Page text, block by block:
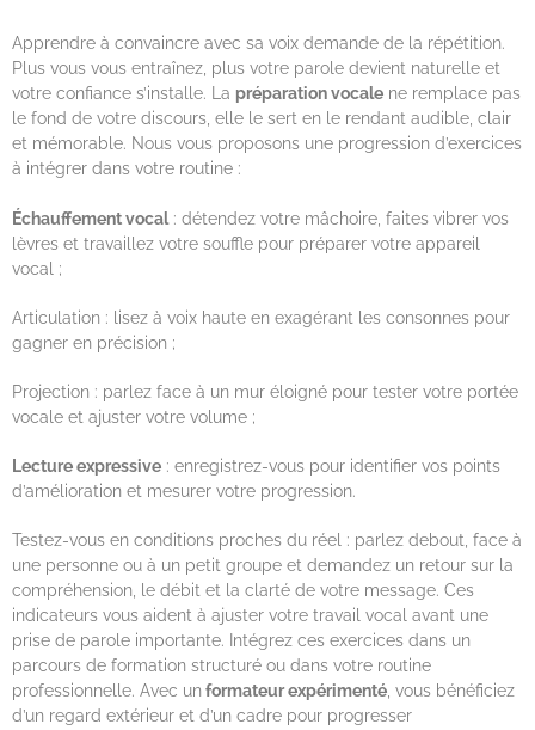
Apprendre à convaincre avec sa voix demande de la répétition.
Plus vous vous entraînez, plus votre parole devient naturelle et
votre confiance s’installe. La préparation vocale ne remplace pas
le fond de votre discours, elle le sert en le rendant audible, clair
et mémorable. Nous vous proposons une progression d’exercices
à intégrer dans votre routine :
Échauffement vocal: détendez votre mâchoire, faites vibrer vos
lèvres et travaillez votre souffle pour préparer votre appareil
vocal ;
Articulation : lisez à voix haute en exagérant les consonnes pour
gagner en précision ;
Projection : parlez face à un mur éloigné pour tester votre portée
vocale et ajuster votre volume ;
Lecture expressive : enregistrez-vous pour identifier vos points
d’amélioration et mesurer votre progression.
Testez-vous en conditions proches du réel : parlez debout, face à
une personne ou à un petit groupe et demandez un retour sur la
compréhension, le débit et la clarté de votre message. Ces
indicateurs vous aident à ajuster votre travail vocal avant une
prise de parole importante. Intégrez ces exercices dans un
parcours de formation structuré ou dans votre routine
professionnelle. Avec unformateur expérimenté , vous bénéficiez
d’un regard extérieur et d’un cadre pour progresser